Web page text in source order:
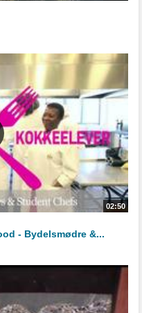
02:50
- Bydelsmødre &...